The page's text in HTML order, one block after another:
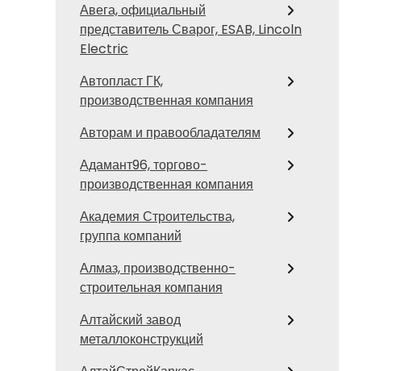
Авега, официальный
представитель Сварог, ESAB, Lincoln
Electric
Автопласт ГК,
производственная компания
Авторам и правообладателям
Адамант96, торгово-
производственная компания
Академия Строительства,
группа компаний
Алмаз, производственно-
строительная компания
Алтайский завод
металлоконструкций